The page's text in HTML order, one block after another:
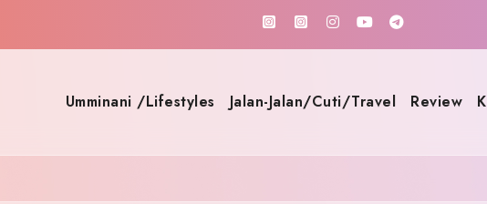
Umminani /Lifestyles Jalan-Jalan/Cuti/Travel Review